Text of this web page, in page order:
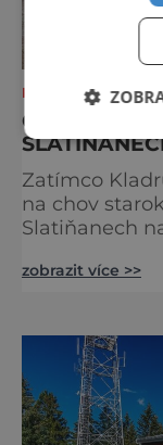
KAM S DĚTMI
OBJEVTE
Zatímco
na chov
Slatiňanech
budově
některé
vojenství,
[caption
zobrazit více >>